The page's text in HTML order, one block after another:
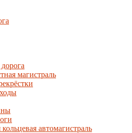
магистраль
автомагистраль